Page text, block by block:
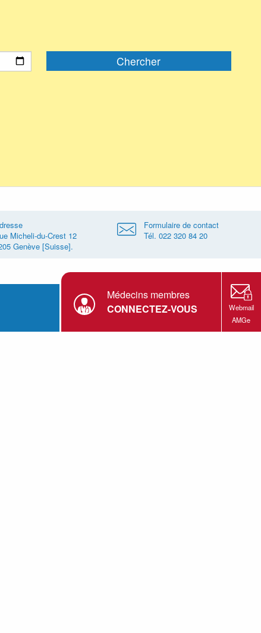
Micheli-du-Crest 12
Genève [Suisse].
Formulaire de contact
Tél. 022 320 84 20
Médecins membres
CONNECTEZ-VOUS
Webmail
AMGe